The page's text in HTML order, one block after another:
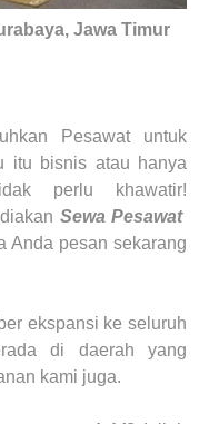
Jawa Timur
Pesawat untuk
itu bisnis atau hanya
perlu khawatir!
Sewa Pesawat
Anda pesan sekarang
ekspansi ke seluruh
di daerah yang
kami juga.